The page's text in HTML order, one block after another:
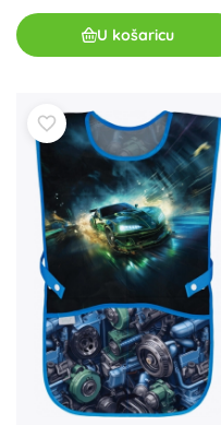
U košaricu